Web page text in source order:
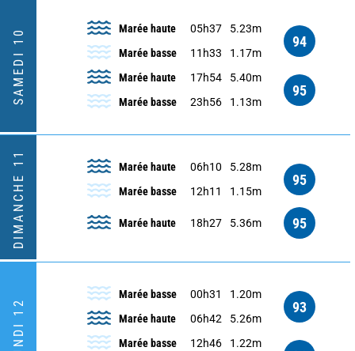
SAMEDI 10 Marée haute 05h37
5.23m
Marée basse
11h33 1.17m
94
Marée haute 17h54
5.40m
Marée basse
23h56 1.13m
95
DIMANCHE 11 Marée haute 06h10
5.28m
Marée basse
12h11 1.15m
95
Marée haute 18h27 5.36m 95
LUNDI 12
Marée basse 00h31
1.20m
Marée haute
06h42 5.26m
93
Marée basse 12h46
1.22m